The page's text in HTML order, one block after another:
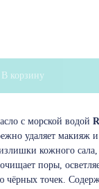
В корзину
с морской водой
удаляет макияж и
кожного
поры,
чёрных точек.